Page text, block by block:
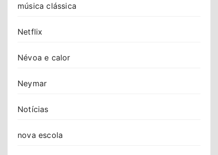
música clássica
Netflix
Névoa e calor
Neymar
Notícias
nova escola